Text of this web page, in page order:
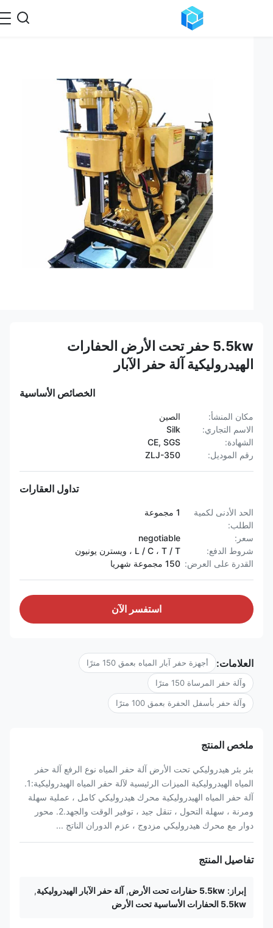
5.5kw حفر تحت الأرض الحفارات
الهيدروليكية آلة حفر الآبار
الخصائص الأساسية
مكان المنشأ:
الصين
الاسم التجاري:
الشهادة:
CE, SGS
رقم الموديل:
ZLJ-350
تداول العقارات
الحد الأدنى لكمية
الطلب:
1 مجموعة
negotiable
شروط الدفع:
L / C ، T / T ، ويسترن يونيون
القدرة على العرض:
150 مجموعة شهريا
استفسر الآن
العلامات: أجهزة حفر آبار المياه بعمق 150 مترًا
وآلة حفر المرساة 150 مترًا
وآلة حفر بأسفل الحفرة بعمق 100 مترًا
ملخص المنتج
بئر بئر هيدروليكي تحت الأرض آلة حفر المياه نوع الرفع آلة حفر
المياه الهيدروليكية الميزات الرئيسية لآلة حفر المياه الهيدروليكية:1.
آلة حفر المياه الهيدروليكية محرك هيدروليكي كامل ، عملية سهلة
ومرنة ، سهلة التحول ، تنقل جيد ، توفير الوقت والجهد.2. محور
دوار مع محرك هيدروليكي مزدوج ، عزم الدوران الناتج ...
تفاصيل المنتج
5.5kw حفارات تحت الأرض ,آلة حفر الآبار الهيدروليكية,
5.5kw الحفارات الأساسية تحت الأرض